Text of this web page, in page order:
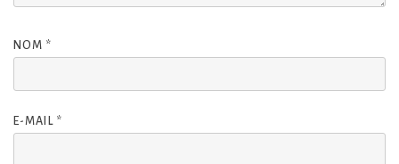
NOM *
E-MAIL *